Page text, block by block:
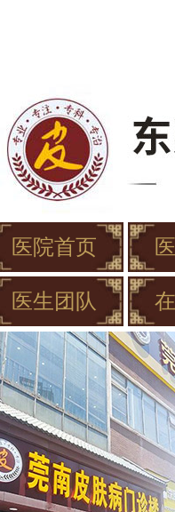
医院首页
医生团队